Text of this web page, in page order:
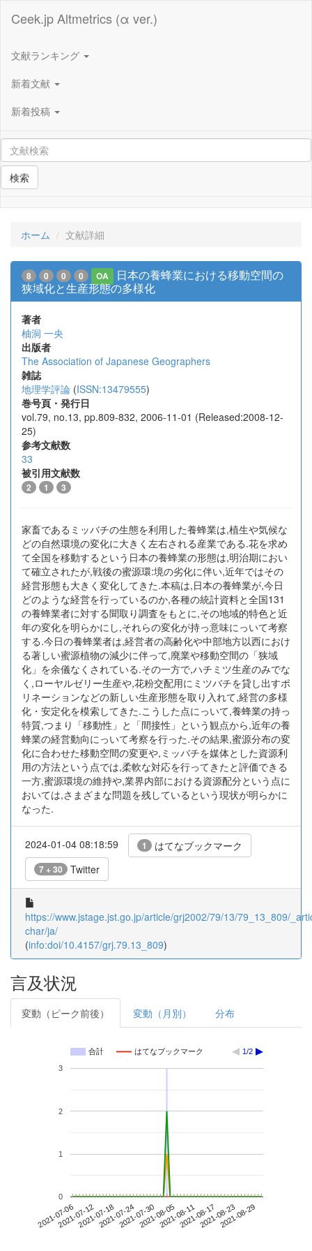
Ceek.jp Altmetrics (α ver.)
文献ランキング
新着文献
新着投稿
検索
ホーム 文献詳細
8 0 0 0 OA
日本の養蜂業における移動空間の
狭域化と生産形態の多様化
著者
柚洞 一央
出版者
The Association of Japanese Geographers
雑誌
地理学評論 (ISSN:13479555)
巻号頁・発行日
vol.79, no.13, pp.809-832, 2006-11-01 (Released:2008-12-
25)
参考文献数
33
被引用文献数
2 1 3
家畜であるミッバチの生態を利用した養蜂業は,植生や気候な
どの自然環境の変化に大きく左右される産業である.花を求め
て全国を移動するという日本の養蜂業の形態は,明治期におい
て確立されたが,戦後の蜜源環:境の劣化に伴い,近年ではその
経営形態も大きく変化してきた.本稿は,日本の養蜂業が,今日
どのような経営を行っているのか,各種の統計資料と全国131
の養蜂業者に対する聞取り調査をもとに,その地域的特色と近
年の変化を明らかにし,それらの変化が持っ意味にっいて考察
する.今日の養蜂業者は,経営者の高齢化や中部地方以西におけ
る著しい蜜源植物の減少に伴って,廃業や移動空間の「狭域
化」を余儀なくされている.その一方で,ハチミツ生産のみでな
く,ローヤルゼリー生産や,花粉交配用にミツバチを貸し出すポ
リネーションなどの新しい生産形態を取り入れて,経営の多様
化・安定化を模索してきた.こうした点にっいて,養蜂業の持っ
特質,つまり「移動性」と「間接性」という観点から,近年の養
蜂業の経営動向にっいて考察を行った.その結果,蜜源分布の変
化に合わせた移動空間の変更や,ミッバチを媒体とした資源利
用の方法という点では,柔軟な対応を行ってきたと評価できる
一方,蜜源環境の維持や,業界内部における資源配分という点に
おいては,さまざまな問題を残しているという現状が明らかに
なった.
2024-01-04 08:18:59 1 はてなブックマーク
7 + 30 Twitter
https://www.jstage.jst.go.jp/article/grj2002/79/13/79_13_809/
char/ja/
(info:doi/10.4157/grj.79.13_809)
言及状況
変動（ピーク前後） 変動（月別） 分布
合計 はてなブックマーク 1/2
2021-07-062021-07-122021-07-182021-07-242021-07-302021-08-052021-08-112021-08-172021-08-232021-08-29
0
1
2
3